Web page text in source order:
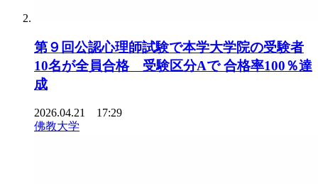
第９回公認心理師試験で本学大学院の受験者
10名が全員合格 受験区分Aで 合格率100％達
成
2026.04.21 17:29
佛教大学